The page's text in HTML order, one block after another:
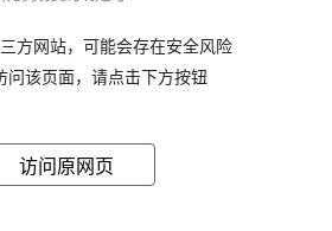
方网站，可能会存在安全风险
问该页面，请点击下方按钮
访问原网页